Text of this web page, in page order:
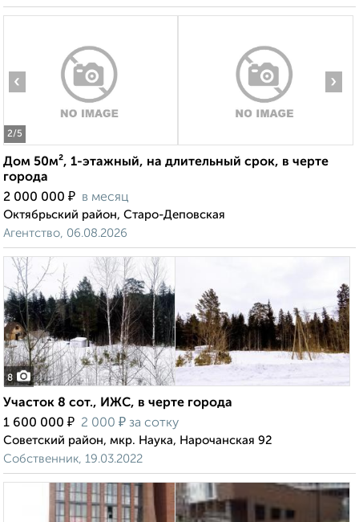
2/5
‹ ›
Дом 50м², 1-этажный, на длительный срок, в черте
города
2 000 000 ₽ в месяц
Октябрьский район, Старо-Деповская
Агентство, 06.08.2026
8
Участок 8 сот., ИЖС, в черте города
1 600 000 ₽ 2 000 ₽ за сотку
Советский район, мкр. Наука, Нарочанская 92
Собственник, 19.03.2022